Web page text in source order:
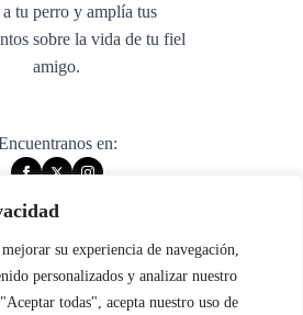
su experiencia de navegación,
personalizados y analizar nuestro
todas", acepta nuestro uso de
tu perro y amplía tus
sobre la vida de tu fiel
amigo.
en:
All rights reserved.
Aviso legal